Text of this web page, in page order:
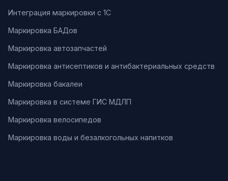
Интеграция маркировки с 1С
Маркировка БАДов
Маркировка автозапчастей
Маркировка антисептиков и антибактериальных средств
Маркировка бакалеи
Маркировка в системе ГИС МДЛП
Маркировка велосипедов
Маркировка воды и безалкогольных напитков